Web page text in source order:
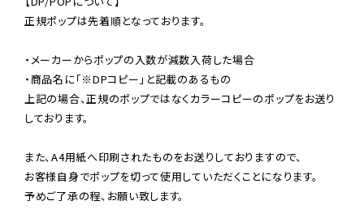
正規ポップは先着順となっております。
・メーカーからポップの入数が減数入荷した場合
・商品名に「※DPコピー」と記載のあるもの
上記の場合、正規のポップではなくカラーコピーのポップをお送り
しております。
また、A4用紙へ印刷されたものをお送りしておりますので、
お客様自身でポップを切って使用していただくことになります。
予めご了承の程、お願い致します。